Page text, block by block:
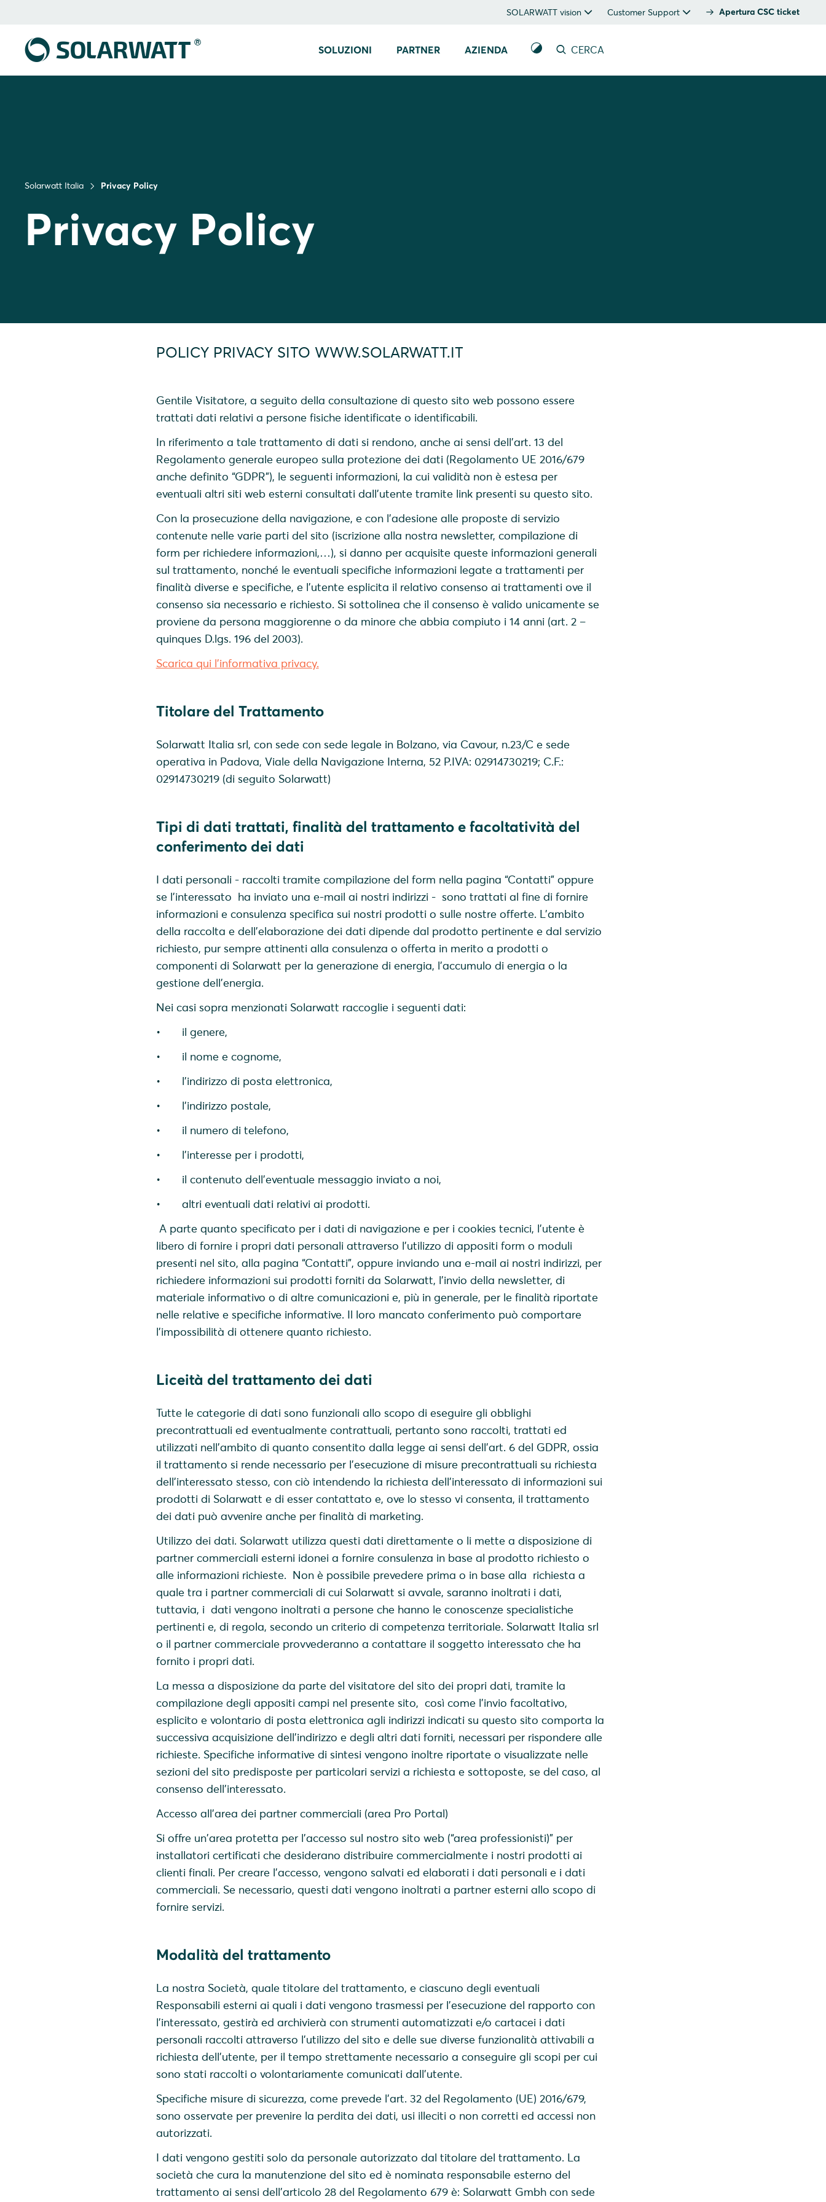
SOLARWATT vision Customer Support Apertura CSC ticket
SOLUZIONI PARTNER AZIENDA CERCA
Solarwatt Italia Privacy Policy
Privacy Policy
POLICY PRIVACY SITO WWW.SOLARWATT.IT
Gentile Visitatore, a seguito della consultazione di questo sito web possono essere
trattati dati relativi a persone fisiche identificate o identificabili.
In riferimento a tale trattamento di dati si rendono, anche ai sensi dell'art. 13 del
Regolamento generale europeo sulla protezione dei dati (Regolamento UE 2016/679
anche definito “GDPR”), le seguenti informazioni, la cui validità non è estesa per
eventuali altri siti web esterni consultati dall'utente tramite link presenti su questo sito.
Con la prosecuzione della navigazione, e con l’adesione alle proposte di servizio
contenute nelle varie parti del sito (iscrizione alla nostra newsletter, compilazione di
form per richiedere informazioni,…), si danno per acquisite queste informazioni generali
sul trattamento, nonché le eventuali specifiche informazioni legate a trattamenti per
finalità diverse e specifiche, e l’utente esplicita il relativo consenso ai trattamenti ove il
consenso sia necessario e richiesto. Si sottolinea che il consenso è valido unicamente se
proviene da persona maggiorenne o da minore che abbia compiuto i 14 anni (art. 2 –
quinques D.lgs. 196 del 2003).
Scarica qui l'informativa privacy.
Titolare del Trattamento
Solarwatt Italia srl, con sede con sede legale in Bolzano, via Cavour, n.23/C e sede
operativa in Padova, Viale della Navigazione Interna, 52 P.IVA: 02914730219; C.F.:
02914730219 (di seguito Solarwatt)
Tipi di dati trattati, finalità del trattamento e facoltatività del
conferimento dei dati
I dati personali - raccolti tramite compilazione del form nella pagina “Contatti” oppure
se l’interessato ha inviato una e-mail ai nostri indirizzi - sono trattati al fine di fornire
informazioni e consulenza specifica sui nostri prodotti o sulle nostre offerte. L'ambito
della raccolta e dell'elaborazione dei dati dipende dal prodotto pertinente e dal servizio
richiesto, pur sempre attinenti alla consulenza o offerta in merito a prodotti o
componenti di Solarwatt per la generazione di energia, l'accumulo di energia o la
gestione dell'energia.
Nei casi sopra menzionati Solarwatt raccoglie i seguenti dati:
• il genere,
• il nome e cognome,
• l’indirizzo di posta elettronica,
• l’indirizzo postale,
• il numero di telefono,
• l’interesse per i prodotti,
• il contenuto dell’eventuale messaggio inviato a noi,
• altri eventuali dati relativi ai prodotti.
A parte quanto specificato per i dati di navigazione e per i cookies tecnici, l'utente è
libero di fornire i propri dati personali attraverso l’utilizzo di appositi form o moduli
presenti nel sito, alla pagina “Contatti”, oppure inviando una e-mail ai nostri indirizzi, per
richiedere informazioni sui prodotti forniti da Solarwatt, l'invio della newsletter, di
materiale informativo o di altre comunicazioni e, più in generale, per le finalità riportate
nelle relative e specifiche informative. Il loro mancato conferimento può comportare
l'impossibilità di ottenere quanto richiesto.
Liceità del trattamento dei dati
Tutte le categorie di dati sono funzionali allo scopo di eseguire gli obblighi
precontrattuali ed eventualmente contrattuali, pertanto sono raccolti, trattati ed
utilizzati nell'ambito di quanto consentito dalla legge ai sensi dell'art. 6 del GDPR, ossia
il trattamento si rende necessario per l’esecuzione di misure precontrattuali su richiesta
dell’interessato stesso, con ciò intendendo la richiesta dell’interessato di informazioni sui
prodotti di Solarwatt e di esser contattato e, ove lo stesso vi consenta, il trattamento
dei dati può avvenire anche per finalità di marketing.
Utilizzo dei dati. Solarwatt utilizza questi dati direttamente o li mette a disposizione di
partner commerciali esterni idonei a fornire consulenza in base al prodotto richiesto o
alle informazioni richieste. Non è possibile prevedere prima o in base alla richiesta a
quale tra i partner commerciali di cui Solarwatt si avvale, saranno inoltrati i dati,
tuttavia, i dati vengono inoltrati a persone che hanno le conoscenze specialistiche
pertinenti e, di regola, secondo un criterio di competenza territoriale. Solarwatt Italia srl
o il partner commerciale provvederanno a contattare il soggetto interessato che ha
fornito i propri dati.
La messa a disposizione da parte del visitatore del sito dei propri dati, tramite la
compilazione degli appositi campi nel presente sito, così come l’invio facoltativo,
esplicito e volontario di posta elettronica agli indirizzi indicati su questo sito comporta la
successiva acquisizione dell'indirizzo e degli altri dati forniti, necessari per rispondere alle
richieste. Specifiche informative di sintesi vengono inoltre riportate o visualizzate nelle
sezioni del sito predisposte per particolari servizi a richiesta e sottoposte, se del caso, al
consenso dell’interessato.
Accesso all'area dei partner commerciali (area Pro Portal)
Si offre un'area protetta per l'accesso sul nostro sito web (“area professionisti)” per
installatori certificati che desiderano distribuire commercialmente i nostri prodotti ai
clienti finali. Per creare l'accesso, vengono salvati ed elaborati i dati personali e i dati
commerciali. Se necessario, questi dati vengono inoltrati a partner esterni allo scopo di
fornire servizi.
Modalità del trattamento
La nostra Società, quale titolare del trattamento, e ciascuno degli eventuali
Responsabili esterni ai quali i dati vengono trasmessi per l’esecuzione del rapporto con
l’interessato, gestirà ed archivierà con strumenti automatizzati e/o cartacei i dati
personali raccolti attraverso l’utilizzo del sito e delle sue diverse funzionalità attivabili a
richiesta dell’utente, per il tempo strettamente necessario a conseguire gli scopi per cui
sono stati raccolti o volontariamente comunicati dall’utente.
Specifiche misure di sicurezza, come prevede l’art. 32 del Regolamento (UE) 2016/679,
sono osservate per prevenire la perdita dei dati, usi illeciti o non corretti ed accessi non
autorizzati.
I dati vengono gestiti solo da personale autorizzato dal titolare del trattamento. La
società che cura la manutenzione del sito ed è nominata responsabile esterno del
trattamento ai sensi dell’articolo 28 del Regolamento 679 è: Solarwatt Gmbh con sede